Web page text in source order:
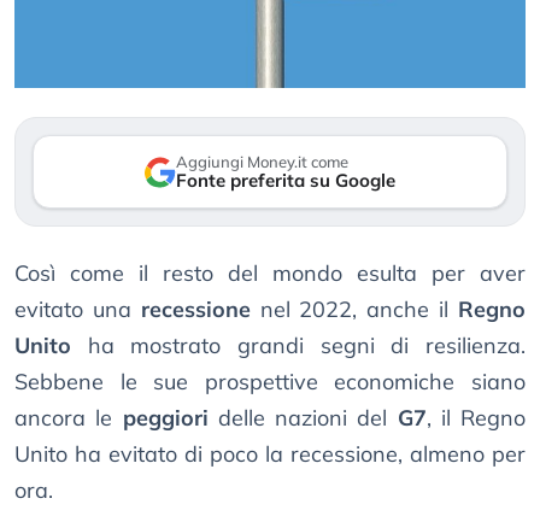
Aggiungi Money.it come
Fonte preferita su Google
Così come il resto del mondo esulta per aver
evitato una recessionenel 2022, anche il Regno
Unito ha mostrato grandi segni di resilienza.
Sebbene le sue prospettive economiche siano
ancora le peggiori delle nazioni del G7, il Regno
Unito ha evitato di poco la recessione, almeno per
ora.